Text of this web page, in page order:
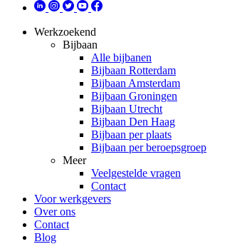
Werkzoekend
Bijbaan
Alle bijbanen
Bijbaan Rotterdam
Bijbaan Amsterdam
Bijbaan Groningen
Bijbaan Utrecht
Bijbaan Den Haag
Bijbaan per plaats
Bijbaan per beroepsgroep
Meer
Veelgestelde vragen
Contact
Voor werkgevers
Over ons
Contact
Blog